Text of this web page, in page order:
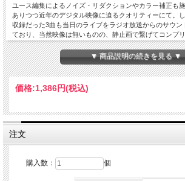
ユース編集によるノイズ・リダクションやカラー補正も
ありつつ近年のデジタル映像に迫るクオリティーにて。
収録だった3曲も当日のライブをラジオ放送からのサウン
ており、当然映像は無いものの、静止画で繋げてコンプ
も。なおセットは同アルバムから大ヒット「Wait For Me
れまでの70年代アルバムからの代表ナンバーとなってお
翌年2月には全5回の初来日公演も行われており、その時
え、当時を知るファンは必見の逸品。Live at Agora
4th December1979 : PRO-SHOT COLOUR NTSC
The Woman Comes And Goes 3. Don't Blame It On Love
incl.Glad to Be Here / Las Vegas Turnaround 8. Serious
Sara Smile 11. She's Gone 12. Pleasure Beach 13.
Room To Breathe Daryl Hall - Vocals, Keyboards, Guitar,
Vocals, Guitar / Charlie DeChant - Saxophone, Lyricon,
Vocals / Jerry Marotta - Drums, Percussion, Backing Vocals
▼ 商品説明の続きを見る ▼
価格:1,386円(税込)
注文
購入数： 個